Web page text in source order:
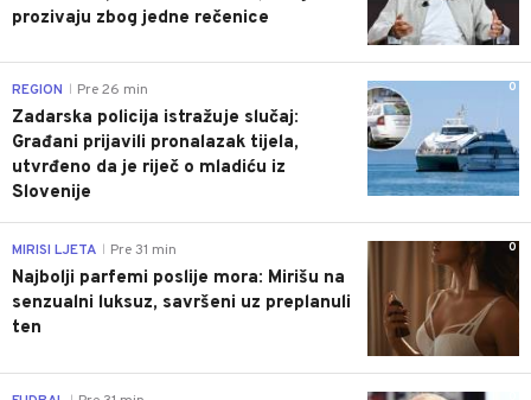
prozivaju zbog jedne rečenice
0
REGION Pre 26 min
Zadarska policija istražuje slučaj:
Građani prijavili pronalazak tijela,
utvrđeno da je riječ o mladiću iz
Slovenije
0
MIRISI LJETA Pre 31 min
Najbolji parfemi poslije mora: Mirišu na
senzualni luksuz, savršeni uz preplanuli
ten